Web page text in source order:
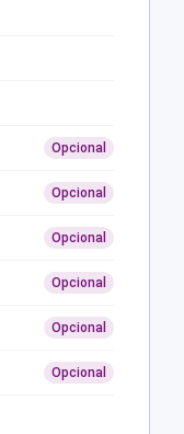
Opcional
Opcional
Opcional
Opcional
Opcional
Opcional